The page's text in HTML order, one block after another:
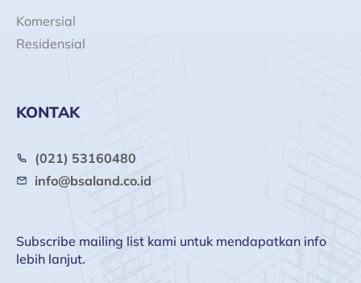
Komersial
Residensial
KONTAK
(021) 53160480
info@bsaland.co.id
Subscribe mailing list kami untuk mendapatkan info
lebih lanjut.